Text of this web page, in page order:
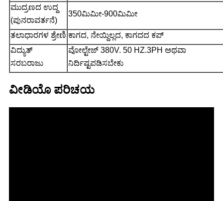
ಮುದ್ರಣದ ಉದ್ದ
(ಪುನರಾವರ್ತನೆ)
350ಮಿಮೀ-900ಮಿಮೀ
ತಲಾಧಾರಗಳ ಶ್ರೇಣಿ ಕಾಗದ, ನೇಯ್ದಿಲ್ಲದ, ಕಾಗದದ ಕಪ್
ವಿದ್ಯುತ್
ಸರಬರಾಜು
ವೋಲ್ಟೇಜ್ 380V. 50 HZ.3PH ಅಥವಾ
ನಿರ್ದಿಷ್ಟಪಡಿಸಬೇಕು
ವೀಡಿಯೊ ಪರಿಚಯ